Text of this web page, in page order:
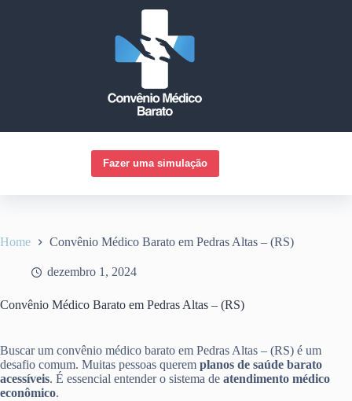
Fazer uma simulação
Home Convênio Médico Barato em Pedras Altas – (RS)
dezembro 1, 2024
Convênio Médico Barato em Pedras Altas – (RS)
Buscar um convênio médico barato em Pedras Altas – (RS) é um
desafio comum. Muitas pessoas querem planos de saúde barato
acessíveis. É essencial entender o sistema de atendimento médico
econômico.